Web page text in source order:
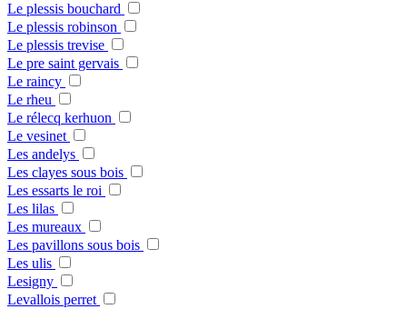
Le plessis bouchard
Le plessis robinson
Le plessis trevise
Le pre saint gervais
Le raincy
Le rheu
Le rélecq kerhuon
Le vesinet
Les andelys
Les clayes sous bois
Les essarts le roi
Les lilas
Les mureaux
Les pavillons sous bois
Les ulis
Lesigny
Levallois perret